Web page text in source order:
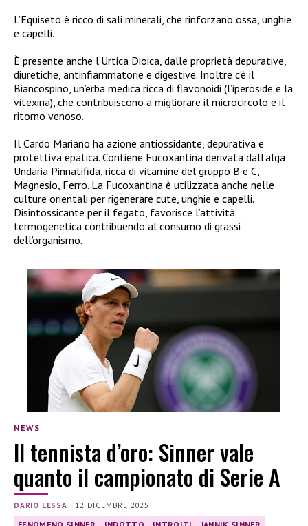
L’Equiseto è ricco di sali minerali, che rinforzano ossa, unghie
e capelli.
È presente anche l’Urtica Dioica, dalle proprietà depurative,
diuretiche, antinfiammatorie e digestive. Inoltre c’è il
Biancospino, un’erba medica ricca di flavonoidi (l’iperoside e la
vitexina), che contribuiscono a migliorare il microcircolo e il
ritorno venoso.
Il Cardo Mariano ha azione antiossidante, depurativa e
protettiva epatica. Contiene Fucoxantina derivata dall’alga
Undaria Pinnatifida, ricca di vitamine del gruppo B e C,
Magnesio, Ferro. La Fucoxantina è utilizzata anche nelle
culture orientali per rigenerare cute, unghie e capelli.
Disintossicante per il fegato, favorisce l’attività
termogenetica contribuendo al consumo di grassi
dell’organismo.
NEWS
Il tennista d’oro: Sinner vale
quanto il campionato di Serie A
DARIO LESSA | 12 DICEMBRE 2025